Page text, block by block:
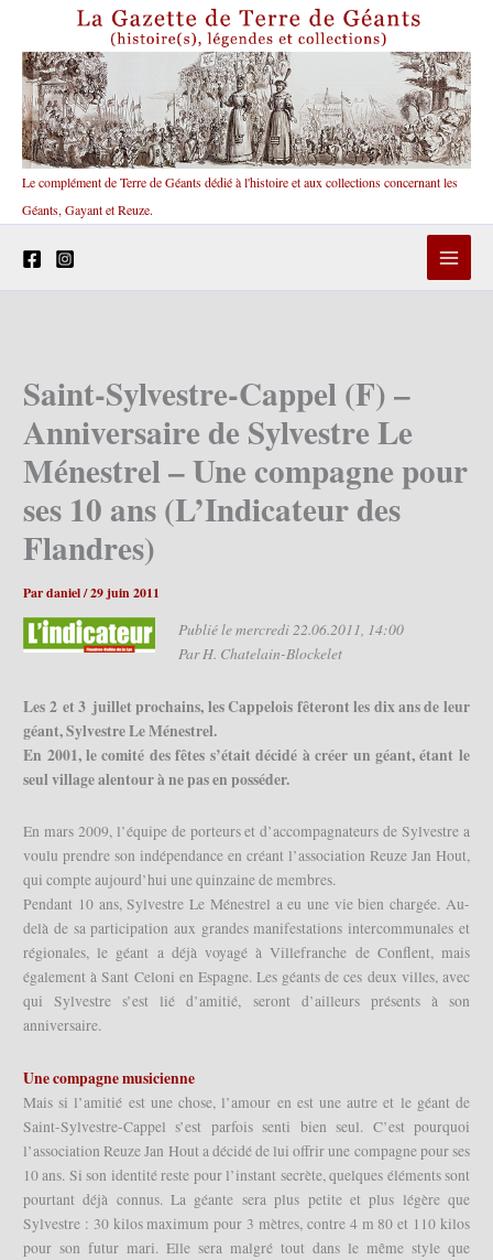
contenu
Le complément de Terre de Géants dédié à l'histoire et aux collections concernant les
Géants, Gayant et Reuze.
Saint-Sylvestre-Cappel (F) –
Anniversaire de Sylvestre Le
Ménestrel – Une compagne pour
ses 10 ans (L’Indicateur des
Flandres)
Pardaniel/29 juin 2011
Publié le mercredi 22.06.2011, 14:00
Par H. Chatelain-Blockelet
Les 2 et 3 juillet prochains, les Cappelois fêteront les dix ans de leur
géant, Sylvestre Le Ménestrel.
En 2001, le comité des fêtes s’était décidé à créer un géant, étant le
seul village alentour à ne pas en posséder.
En mars 2009, l’équipe de porteurs et d’accompagnateurs de Sylvestre a
voulu prendre son indépendance en créant l’association Reuze Jan Hout,
qui compte aujourd’hui une quinzaine de membres.
Pendant 10 ans, Sylvestre Le Ménestrel a eu une vie bien chargée. Au-
delà de sa participation aux grandes manifestations intercommunales et
régionales, le géant a déjà voyagé à Villefranche de Conflent, mais
également à Sant Celoni en Espagne. Les géants de ces deux villes, avec
qui Sylvestre s’est lié d’amitié, seront d’ailleurs présents à son
anniversaire.
Une compagne musicienne
Mais si l’amitié est une chose, l’amour en est une autre et le géant de
Saint-Sylvestre-Cappel s’est parfois senti bien seul. C’est pourquoi
l’association Reuze Jan Hout a décidé de lui offrir une compagne pour ses
10 ans. Si son identité reste pour l’instant secrète, quelques éléments sont
pourtant déjà connus. La géante sera plus petite et plus légère que
Sylvestre : 30 kilos maximum pour 3 mètres, contre 4 m 80 et 110 kilos
pour son futur mari. Elle sera malgré tout dans le même style que